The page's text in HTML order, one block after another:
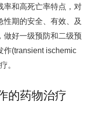
率和高死亡率特点，对
期的安全、有效、及
做好一级预防和二级预
作(transient ischemic
。
的药物治疗